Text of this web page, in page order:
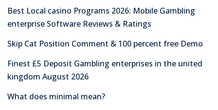
Best Local casino Programs 2026: Mobile Gambling
enterprise Software Reviews & Ratings
Skip Cat Position Comment & 100 percent free Demo
Finest £5 Deposit Gambling enterprises in the united
kingdom August 2026
What does minimal mean?